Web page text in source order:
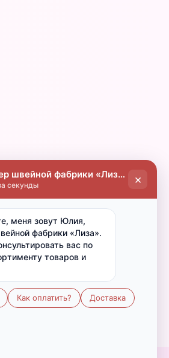
для дома.
- контрастная
легко